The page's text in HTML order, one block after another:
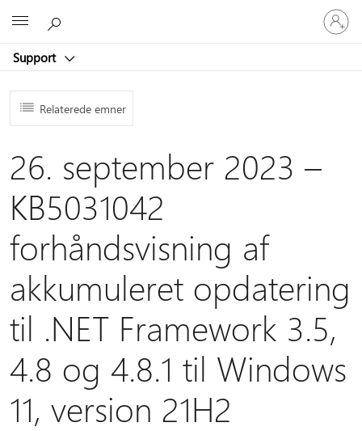
Support
Log
på
din
Relaterede emner
26. september 2023 –
KB5031042
forhåndsvisning af
akkumuleret opdatering
til .NET Framework 3.5,
4.8 og 4.8.1 til Windows
11, version 21H2